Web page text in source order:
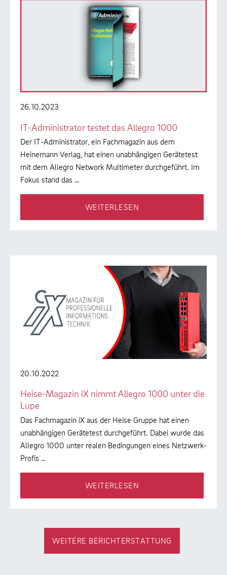
26.10.2023
IT-Administrator testet das Allegro 1000
Der IT-Administrator, ein Fachmagazin aus dem
Heinemann Verlag, hat einen unabhängigen Gerätetest
mit dem Allegro Network Multimeter durchgeführt. Im
Fokus stand das …
WEITERLESEN
20.10.2022
Heise-Magazin iX nimmt Allegro 1000 unter die
Lupe
Das Fachmagazin iX aus der Heise Gruppe hat einen
unabhängigen Gerätetest durchgeführt. Dabei wurde das
Allegro 1000 unter realen Bedingungen eines Netzwerk-
Profis …
WEITERLESEN
WEITERE BERICHTERSTATTUNG